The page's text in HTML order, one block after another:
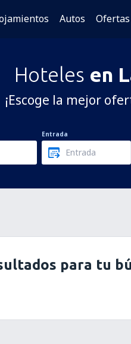
Autos Ofertas
Hoteles en
¡Escoge la mejor
Entrada
para tu